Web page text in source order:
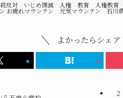
反対 いじめ撲滅 人権 教育 人権教
お疲れマウンテン 元気マウンテン 石
よかったらシェア